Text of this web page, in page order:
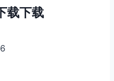
载下载